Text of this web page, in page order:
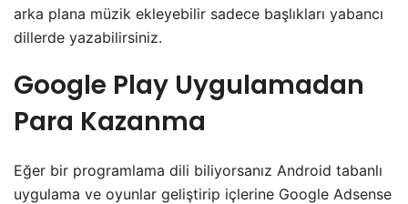
arka plana müzik ekleyebilir sadece başlıkları yabancı
dillerde yazabilirsiniz.
Google Play Uygulamadan
Para Kazanma
Eğer bir programlama dili biliyorsanız Android tabanlı
uygulama ve oyunlar geliştirip içlerine Google Adsense